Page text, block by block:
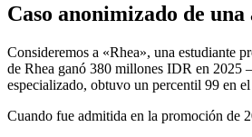
Caso anonimizado de
Consideremos a «Rhea», una estudiante
de Rhea ganó 380 millones IDR en 2025
especializado, obtuvo un percentil 99 en
Cuando fue admitida en la promoción de